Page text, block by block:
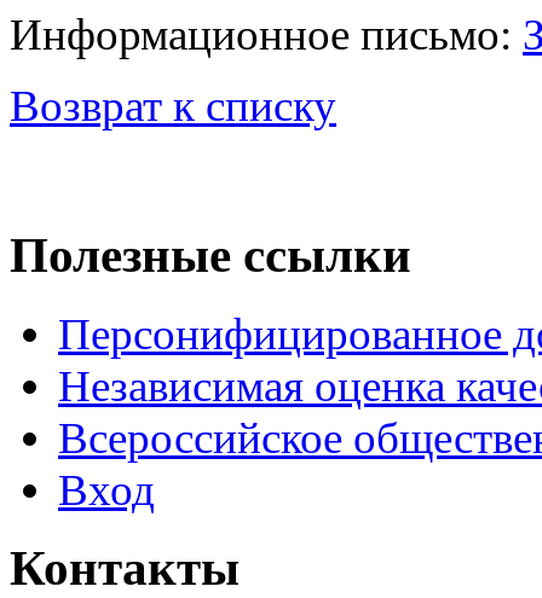
Информационное письмо:
Возврат к списку
Полезные ссылки
Персонифицированное
Независимая оценка
Всероссийское
Вход
Контакты